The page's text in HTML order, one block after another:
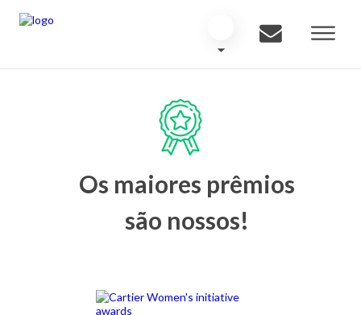
Os maiores prêmios
são nossos!